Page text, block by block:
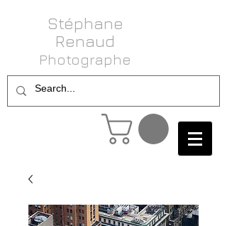
Stéphane
Renaud
Photog raphe